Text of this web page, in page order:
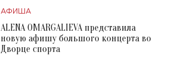
АФИША
ALENA OMARGALIEVA представила
новую афишу большого концерта во
Дворце спорта